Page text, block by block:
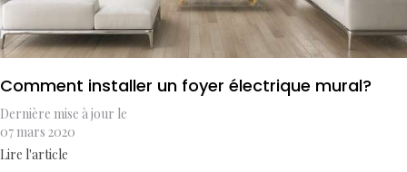
Comment installer un foyer électrique mural?
Dernière mise à jour le
07 mars 2020
Lire l'article